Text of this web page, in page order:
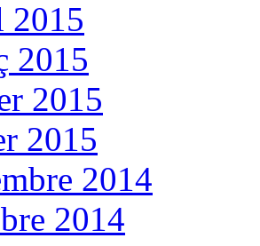
2015
2015
2015
2015
2014
2014